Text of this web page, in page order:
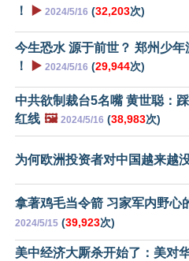
！
▶️ 2024/5/16 (32,203次)
今生恐水 源于前世？ 郑州少年
！
▶️ 2024/5/16 (29,944次)
中共欲制裁台5名嘴 黄世聪：
红线 🖼️ 2024/5/16 (38,983次)
为何欧洲投资者对中国越来越
拿著鸡毛当令箭 习家军内野心
2024/5/15 (39,923次)
美中经济大厮杀开始了：美对